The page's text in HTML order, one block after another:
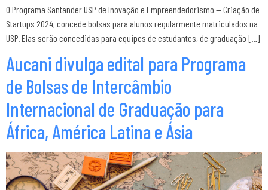
O Programa Santander USP de Inovação e Empreendedorismo — Criação de
Startups 2024, concede bolsas para alunos regularmente matriculados na
USP. Elas serão concedidas para equipes de estudantes, de graduação […]
Aucani divulga edital para Programa
de Bolsas de Intercâmbio
Internacional de Graduação para
África, América Latina e Ásia